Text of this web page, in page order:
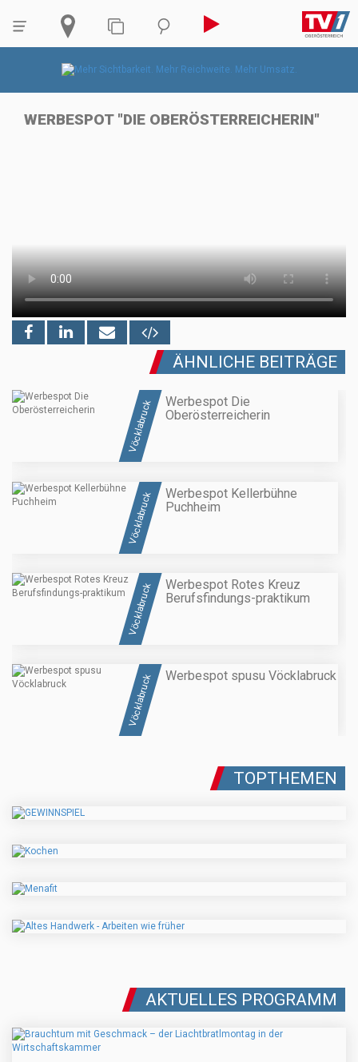
WERBESPOT "DIE OBERÖSTERREICHERIN"
ÄHNLICHE BEITRÄGE
Vöcklabruck
Werbespot Die
Oberösterreicherin
Vöcklabruck
Werbespot Kellerbühne
Puchheim
Vöcklabruck
Werbespot Rotes Kreuz
Berufsfindungs-praktikum
Vöcklabruck Werbespot spusu Vöcklabruck
TOPTHEMEN
AKTUELLES PROGRAMM